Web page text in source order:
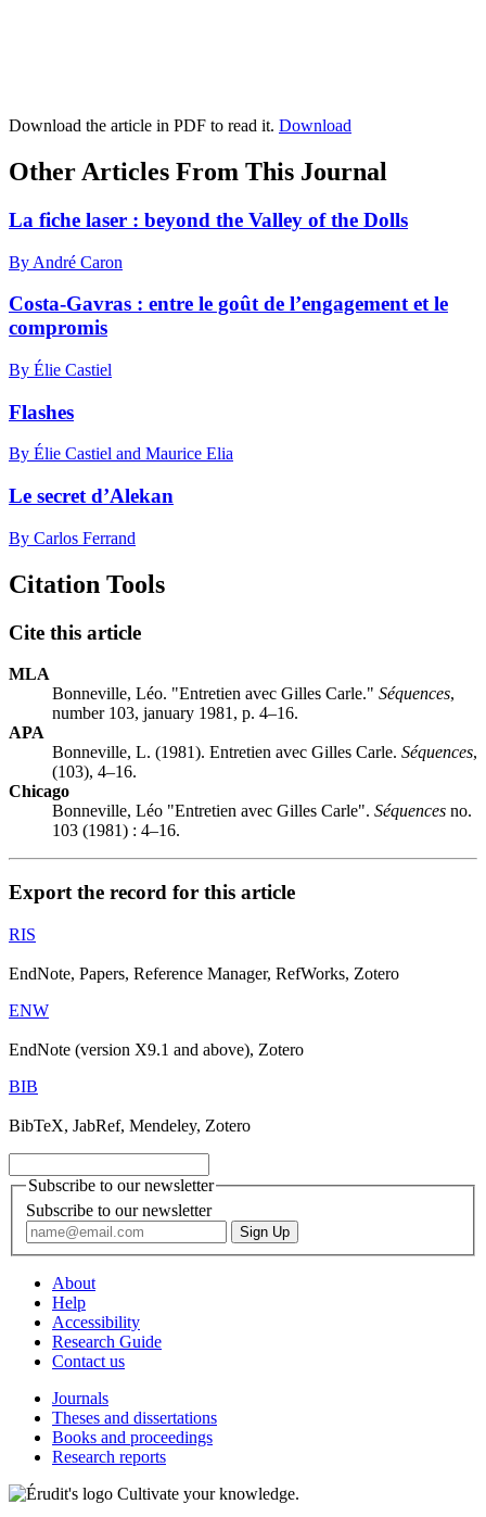
Download the article in PDF to read it. Download
Other Articles From This Journal
La fiche laser : beyond the Valley of the Dolls
By André Caron
Costa-Gavras : entre le goût de l’engagement et le
compromis
By Élie Castiel
Flashes
By Élie Castiel and Maurice Elia
Le secret d’Alekan
By Carlos Ferrand
Citation Tools
Cite this article
MLA
Bonneville, Léo. "Entretien avec Gilles Carle." Séquences,
number 103, january 1981, p. 4–16.
APA
Bonneville, L. (1981). Entretien avec Gilles Carle. Séquences,
(103), 4–16.
Chicago
Bonneville, Léo "Entretien avec Gilles Carle". Séquences no.
103 (1981) : 4–16.
Export the record for this article
RIS
EndNote, Papers, Reference Manager, RefWorks, Zotero
ENW
EndNote (version X9.1 and above), Zotero
BIB
BibTeX, JabRef, Mendeley, Zotero
Subscribe to our newsletter
Subscribe to our newsletter
About
Help
Accessibility
Research Guide
Contact us
Journals
Theses and dissertations
Books and proceedings
Research reports
Cultivate your knowledge.